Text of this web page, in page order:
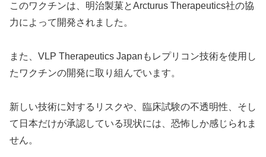
このワクチンは、明治製菓とArcturus Therapeutics社の協
力によって開発されました。
また、VLP Therapeutics Japanもレプリコン技術を使用し
たワクチンの開発に取り組んでいます。
新しい技術に対するリスクや、臨床試験の不透明性、そし
て日本だけが承認している現状には、恐怖しか感じられま
せん。